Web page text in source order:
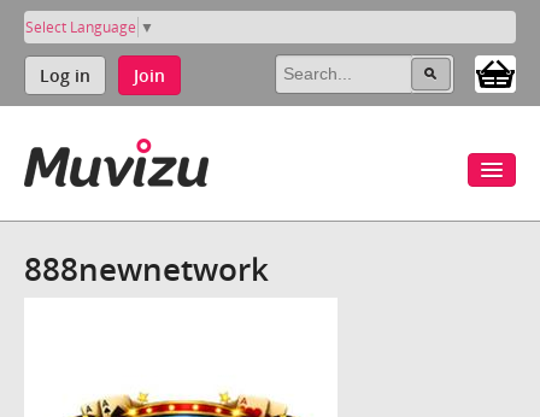
Select Language ▼
Log in Join
888newnetwork